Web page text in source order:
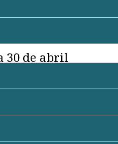
30 de abril